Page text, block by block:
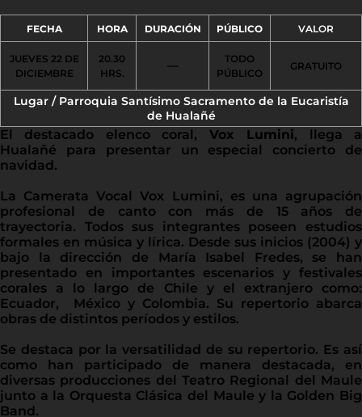
FECHA HORA DURACIÓN PÚBLICO VALOR
JUEVES 22 DE
DICIEMBRE
20.30
HRS.
—
TODO
PÚBLICO
GRATUITO
Lugar / Parroquia Santísimo Sacramento de la Eucaristía
de Hualañé
El destacado elenco coral, Vox Lumini, llega a
Hualañé para presentar un especial concierto de
navidad.
La Camerata Vocal Vox Lumini, es una agrupación
profesional de canto con más de 15 años de
trayectoria. Todos sus integrantes poseen estudios
formales en música y lírica. Desde sus inicios (2004) y
bajo la dirección de María Isabel Fredes, se han
presentado en importantes escenarios y festivales
corales a lo largo de Chile y el extranjero como:
Ecuador, México y Colombia. Su repertorio abarca
obras de distintos períodos y estilos.
Se destaca por la versatilidad de su repertorio. Es así
como han participado de manera destacada, en
diversas producciones del Teatro Regional del Maule
junto a la Orquesta Clásica del Maule y la Golden Big
Band.